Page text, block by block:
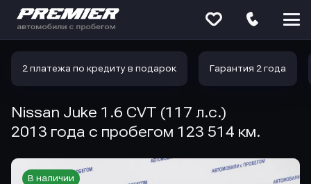
2 платежа по кредиту в подарок Гарантия 2 года
Nissan Juke 1.6 CVT (117 л.с.)
2013 года с пробегом 123 514 км.
В наличии